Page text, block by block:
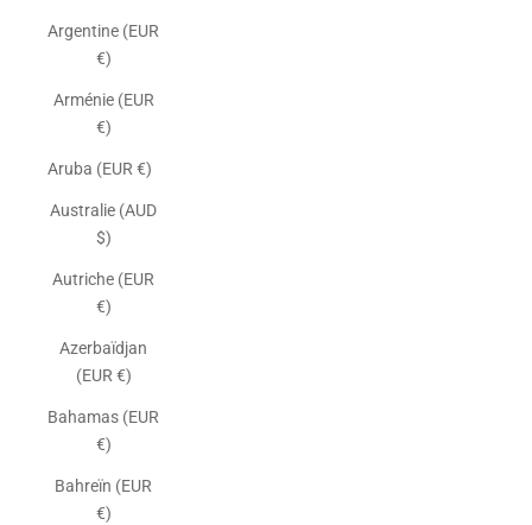
Argentine (EUR
€)
Arménie (EUR
€)
Aruba (EUR €)
Australie (AUD
$)
Autriche (EUR
€)
Azerbaïdjan
(EUR €)
Bahamas (EUR
€)
Bahreïn (EUR
€)